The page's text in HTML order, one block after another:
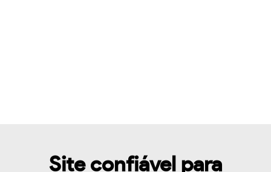
Site confiável para